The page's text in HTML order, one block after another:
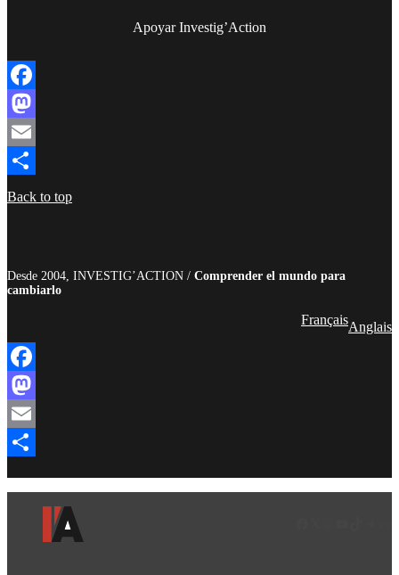
Apoyar Investig’Action
Facebook
Mastodon
Email
Compartir
Back to top
Desde 2004, INVESTIG’ACTION / Comprender el mundo para
cambiarlo
FrançaisAnglais
Facebook
Mastodon
Email